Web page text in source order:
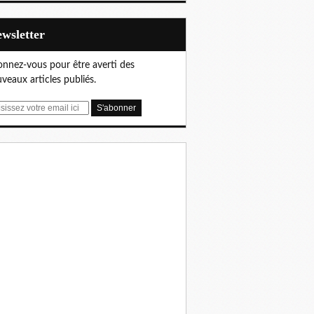
vous pour être averti des
articles publiés.